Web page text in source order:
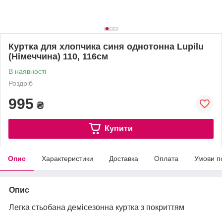
Куртка для хлопчика синя однотонна Lupilu
(Німеччина) 110, 116см
В наявності
Роздріб
995 ₴
Купити
Опис Характеристики Доставка Оплата Умови
Опис
Легка стьобана демісезонна куртка з покриттям